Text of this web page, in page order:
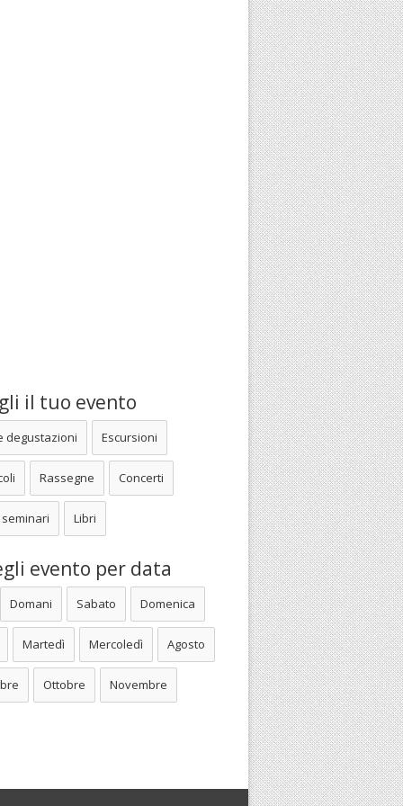
il tuo evento
degustazioni Escursioni
Rassegne Concerti
Libri
evento per data
Domani Sabato Domenica
Martedì Mercoledì Agosto
Ottobre Novembre